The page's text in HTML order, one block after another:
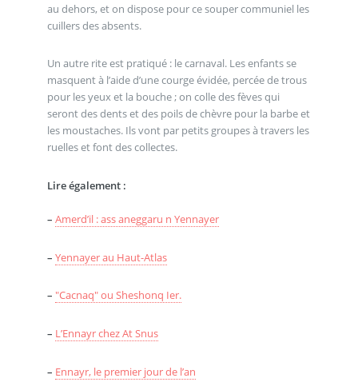
au dehors, et on dispose pour ce souper communiel les
cuillers des absents.
Un autre rite est pratiqué : le carnaval. Les enfants se
masquent à l’aide d’une courge évidée, percée de trous
pour les yeux et la bouche ; on colle des fèves qui
seront des dents et des poils de chèvre pour la barbe et
les moustaches. Ils vont par petits groupes à travers les
ruelles et font des collectes.
Lire également :
– Amerd’il : ass aneggaru n Yennayer
– Yennayer au Haut-Atlas
– "Cacnaq" ou Sheshonq Ier.
– L’Ennayr chez At Snus
– Ennayr, le premier jour de l’an